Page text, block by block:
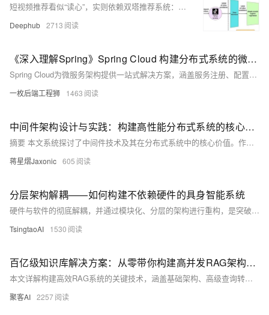
短视频推荐看似“读心”，实则依赖双塔推荐系统：用户塔与物品塔分别将行为与内容编码为向量，通过相似度匹配实现精准推送。本文解析其架构原理、技术实现与工程挑战，揭秘抖音等平台如何用AI抓住你的注意力。
Deephub 2713
《深入理解Spring》Spring Cloud 构建分布式系统的微服务全家桶
Spring Cloud为微服务架构提供一站式解决方案，涵盖服务注册、配置管理、负载均衡、熔断限流等核心功能，助力开发者构建高可用、易扩展的分布式系统，并持续向云原生演进。
一枚后端工程狮 1463
中间件架构设计与实践：构建高性能分布式系统的核心基石
摘要 本文系统探讨了中间件技术及其在分布式系统中的核心价值。作者首先定义了中间件作为连接系统组件的&quot;神经网络&quot;，强调其在数据传输、系统稳定性和扩展性中的关键作用。随后详细分类了中间件体系，包括通信中间件（如RabbitMQ/Kafka）、数据中间件（如Redis/MyCAT）等类型。文章重点剖析了消息中间件的实现机制，通过Spring Boot代码示例展示了消息生产者的完整实现，涵盖消息ID生成、持久化、批量发送及重试机制等关键技术点。最后，作者指出中间件架构设计对系统性能的决定性影响，
蒋星熠Jaxonic 605
分层架构解耦——如何构建不依赖硬件的具身智能系统
硬件与软件的彻底解耦，并通过模块化、分层的架构进行重构，是突破这一瓶颈、构建通用型具身智能系统的核心基石。这种架构将具身智能系统解耦为三个核心层级：HAL、感知决策层和任务执行层。这一模式使得企业能够利用预置的技能库和低代码工具快速配置新任务，在不更换昂贵硬件的前提下，实现从清洁机器人到物流机器人的快速功能切换。本文将通过对HAL技术原理、VLA大模型和行为树等核心技术的深度剖析，并结合Google RT-X、RobotecAI RAI和NVIDIA Isaac Sim等主流框架的案例，论证这一新范式的可行性与巨大潜力，探讨硬件解耦如何将机器人从一个“工具”升级为“软件定义”的“多面手”，从而
TsingtaoAI 1530
百亿级知识库解决方案：从零带你构建高并发RAG架构（附实践代码）
本文详解构建高效RAG系统的关键技术，涵盖基础架构、高级查询转换、智能路由、索引优化、噪声控制与端到端评估，助你打造稳定、精准的检索增强生成系统。
聚客AI 2257